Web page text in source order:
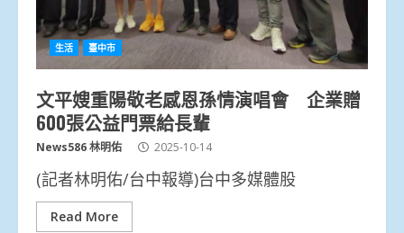
生活 臺中市
文平嫂重陽敬老感恩孫情演唱會 企業贈
600張公益門票給長輩
News586 林明佑 2025-10-14
(記者林明佑/台中報導)台中多媒體股
Read More